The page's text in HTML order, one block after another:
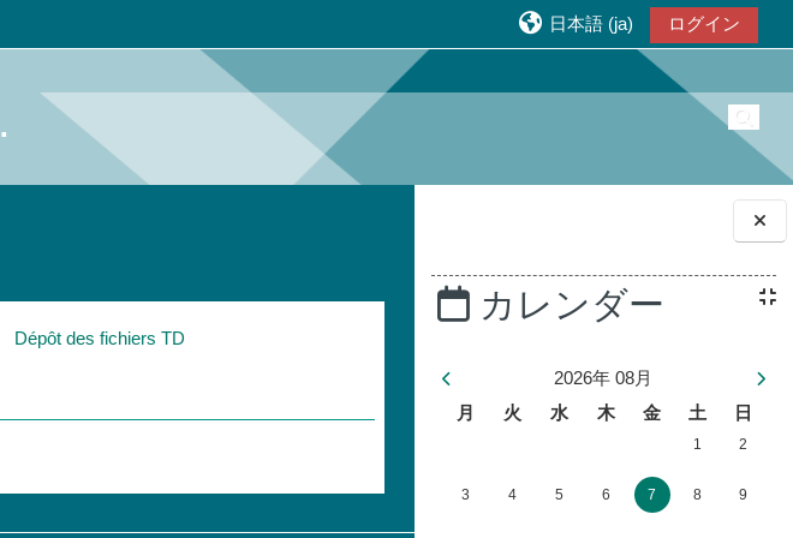
ブロック
カレンダー
2026年 08月
月曜日
月 火曜日
火 水曜日
水 木曜日
木 金曜日
金 土曜日
土 日曜日
日
1 2
イベントなし 2026年 08月 3日
3
イベントなし 2026年 08月 4日
4
イベントなし 2026年 08月 5日
5
イベントなし 2026年 08月 6日
6
イベントなし 2026年
7 8 9
日本語 ‎(ja)‎ ログイン
検索
Dépôt des fichiers TD